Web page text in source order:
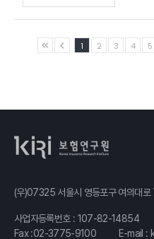
1 2 3 4 5
(우)07325 서울시 영등포구 여의대
사업자등록번호 : 107-82-14854
Fax :02-3775-9100
E-mail :